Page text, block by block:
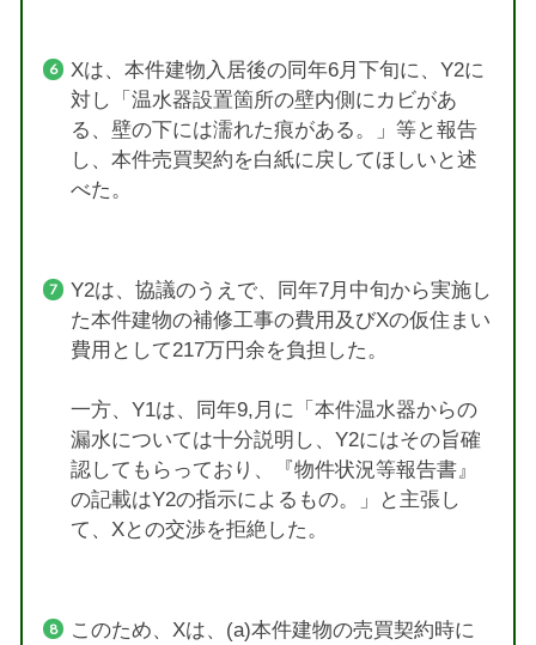
Xは、本件建物入居後の同年6月下旬に、Y2に
対し「温水器設置箇所の壁内側にカビがあ
る、壁の下には濡れた痕がある。」等と報告
し、本件売買契約を白紙に戻してほしいと述
べた。
Y2は、協議のうえで、同年7月中旬から実施し
た本件建物の補修工事の費用及びXの仮住まい
費用として217万円余を負担した。
一方、Y1は、同年9,月に「本件温水器からの
漏水については十分説明し、Y2にはその旨確
認してもらっており、『物件状況等報告書』
の記載はY2の指示によるもの。」と主張し
て、Xとの交渉を拒絶した。
このため、Xは、(a)本件建物の売買契約時に